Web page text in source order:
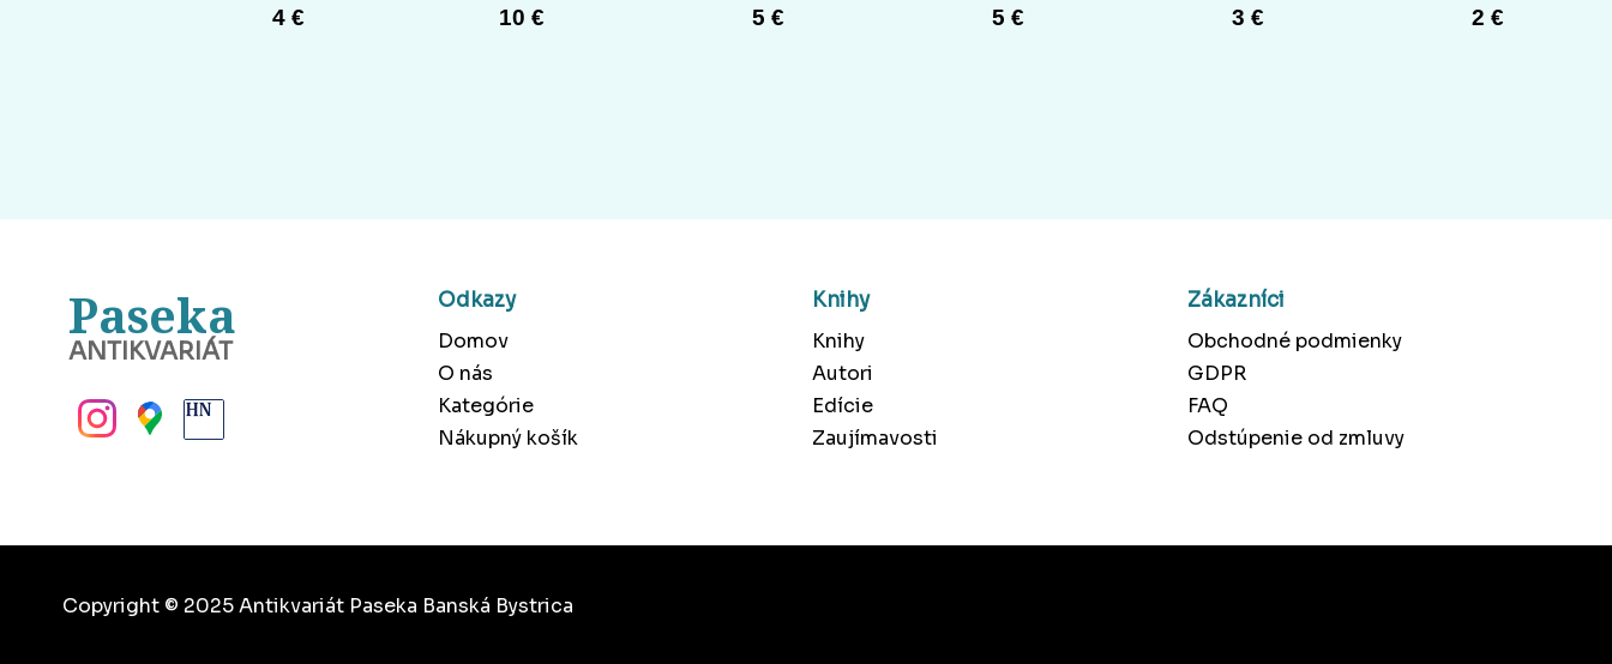
4 € 10 € 5 € 5 € 3 € 2 €
Paseka
ANTIKVARIÁT
Odkazy
Domov
O nás
Kategórie
Nákupný košík
Knihy
Knihy
Autori
Edície
Zaujímavosti
Zákazníci
Obchodné podmienky
GDPR
FAQ
Odstúpenie od zmluvy
Copyright © 2025 Antikvariát Paseka Banská Bystrica